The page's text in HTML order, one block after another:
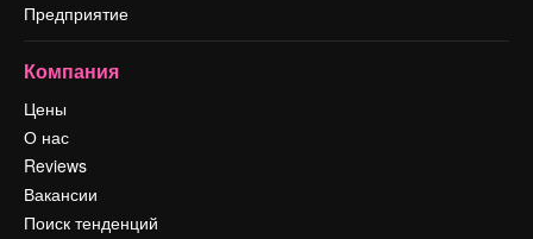
Предприятие
Компания
Цены
О нас
Reviews
Вакансии
Поиск тенденций